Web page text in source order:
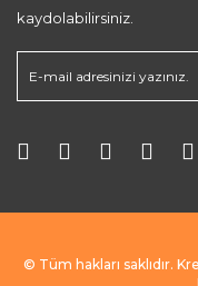
kaydolabilirsiniz.
© Tüm hakları saklıdır.